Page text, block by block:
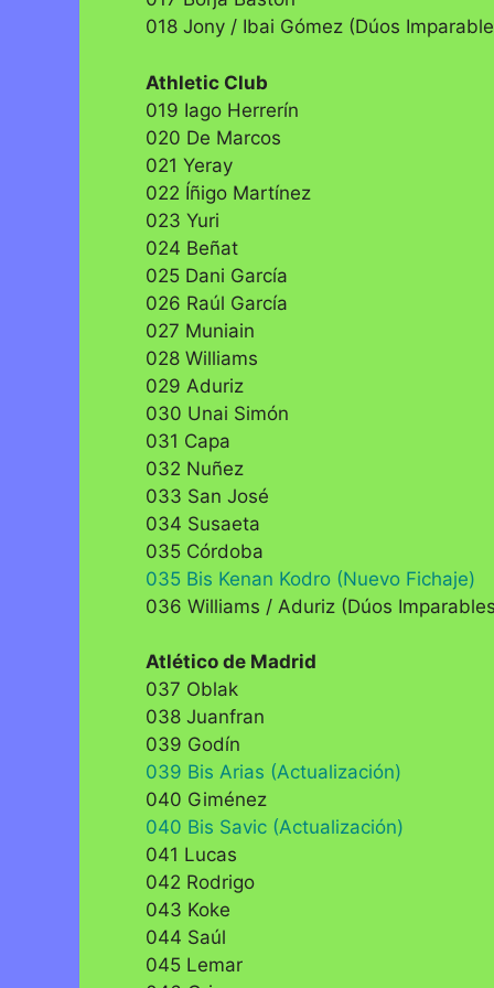
018 Jony / Ibai Gómez (Dúos
Athletic Club
019 Iago Herrerín
020 De Marcos
021 Yeray
022 Íñigo Martínez
023 Yuri
024 Beñat
025 Dani García
026 Raúl García
027 Muniain
028 Williams
029 Aduriz
030 Unai Simón
031 Capa
032 Nuñez
033 San José
034 Susaeta
035 Córdoba
035 Bis Kenan Kodro (Nuevo Fichaje)
036 Williams / Aduriz (Dúos
Atlético de Madrid
037 Oblak
038 Juanfran
039 Godín
039 Bis Arias (Actualización)
040 Giménez
040 Bis Savic (Actualización)
041 Lucas
042 Rodrigo
043 Koke
044 Saúl
045 Lemar